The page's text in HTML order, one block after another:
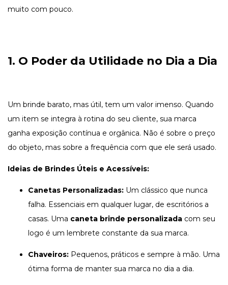
muito com pouco.
1. O Poder da Utilidade no Dia a Dia
Um brinde barato, mas útil, tem um valor imenso. Quando
um item se integra à rotina do seu cliente, sua marca
ganha exposição contínua e orgânica. Não é sobre o preço
do objeto, mas sobre a frequência com que ele será usado.
Ideias de Brindes Úteis e Acessíveis:
Canetas Personalizadas: Um clássico que nunca
falha. Essenciais em qualquer lugar, de escritórios a
casas. Uma caneta brinde personalizada com seu
logo é um lembrete constante da sua marca.
Chaveiros: Pequenos, práticos e sempre à mão. Uma
ótima forma de manter sua marca no dia a dia.